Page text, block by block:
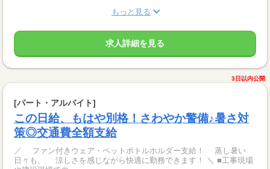
もっと見る
求人詳細を見る
3日以内公開
[パート・アルバイト]
この日給、もはや別格！さわやか警備♪暑さ対
策◎交通費全額支給
／ ファン付きウェア・ペットボトルホルダー支給！ 蒸し暑い
日々も、 涼しさを感じながら快適に勤務できます！ ＼ ■工事現場